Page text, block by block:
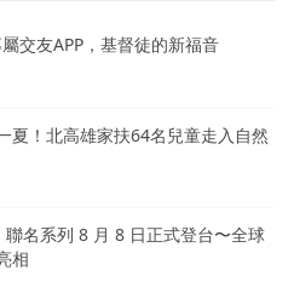
交友APP，基督徒的新福音
夏！北高雄家扶64名兒童走入自然
名系列 8 月 8 日正式登台〜全球
相